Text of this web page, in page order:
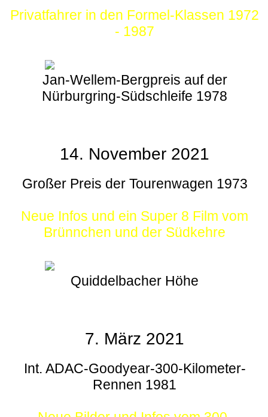
Privatfahrer in den Formel-Klassen 1972
- 1987
Jan-Wellem-Bergpreis auf der
Nürburgring-Südschleife 1978
14. November 2021
Großer Preis der Tourenwagen 1973
Neue Infos und ein Super 8 Film vom
Brünnchen und der Südkehre
Quiddelbacher Höhe
7. März 2021
Int. ADAC-Goodyear-300-Kilometer-
Rennen 1981